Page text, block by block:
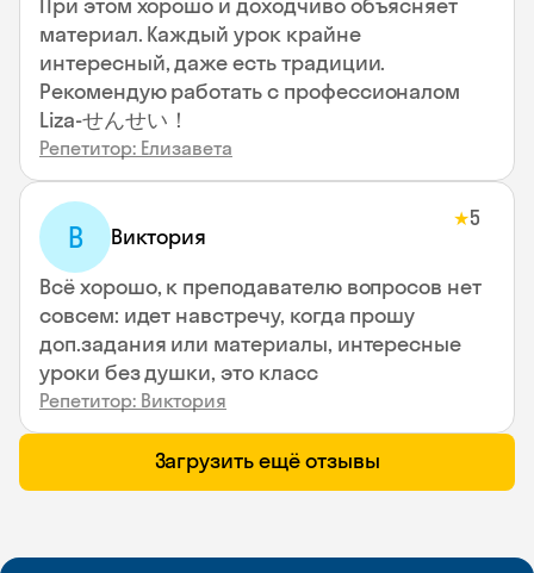
материал. Каждый урок крайне
интересный, даже есть традиции.
Рекомендую работать с профессионалом
Liza-せんせい！
Репетитор: Елизавета
В Виктория
★5
Всё хорошо, к преподавателю вопросов нет
совсем: идет навстречу, когда прошу
доп.задания или материалы, интересные
уроки без душки, это класс
Репетитор: Виктория
Загрузить ещё отзывы